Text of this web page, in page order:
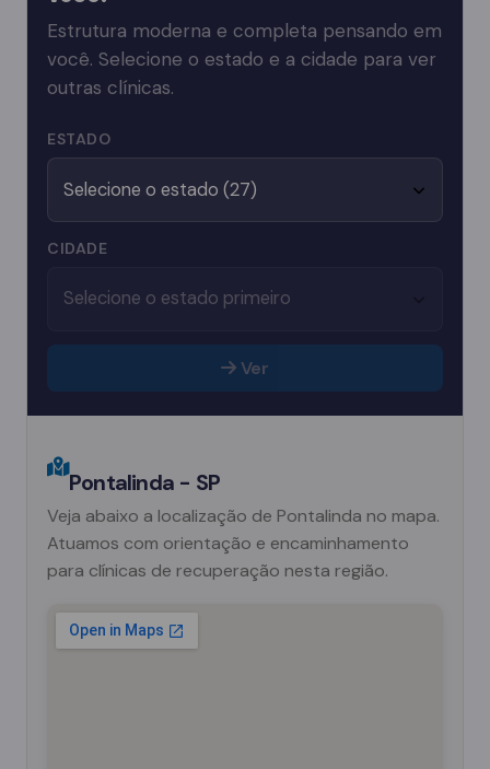
Estrutura moderna e completa pensando em
você. Selecione o estado e a cidade para ver
outras clínicas.
ESTADO
CIDADE
Ver
Pontalinda - SP
Veja abaixo a localização de Pontalinda no mapa.
Atuamos com orientação e encaminhamento
para clínicas de recuperação nesta região.